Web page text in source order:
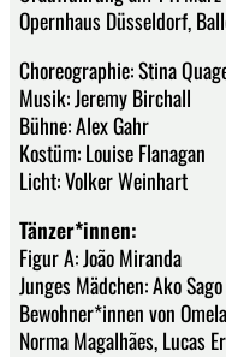
Opernhaus Düsseldorf,
Choreographie: Stina
Musik: Jeremy Birchall
Bühne: Alex Gahr
Kostüm: Louise Flanagan
Licht: Volker Weinhart
Tänzer*innen:
Figur A: João Miranda
Junges Mädchen: Ako Sago
Bewohner*innen von
Norma Magalhães, Lucas